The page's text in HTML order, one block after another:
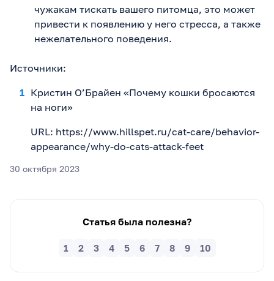
чужакам тискать вашего питомца, это может
привести к появлению у него стресса, а также
нежелательного поведения.
Источники:
Кристин О’Брайен «Почему кошки бросаются
на ноги»
URL: https://www.hillspet.ru/cat-care/behavior-
appearance/why-do-cats-attack-feet
30 октября 2023
Статья была полезна?
10
9
8
7
6
5
4
3
2
1